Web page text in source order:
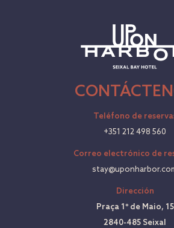
Teléfono de
+351 212 498 560
Correo electrónico de
Dirección
Praça 1º de Maio, 15
2840-485 Seixal